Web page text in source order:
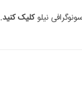
نیلوکلیک کنید.